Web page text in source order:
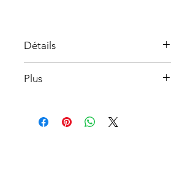
Détails
Comprend : 1 L de nettoyant
Plus